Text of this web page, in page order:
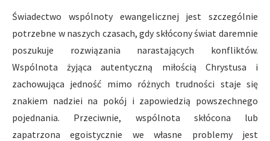
Świadectwo wspólnoty ewangelicznej jest szczególnie
potrzebne w naszych czasach, gdy skłócony świat daremnie
poszukuje rozwiązania narastających konfliktów.
Wspólnota żyjąca autentyczną miłością Chrystusa i
zachowująca jedność mimo różnych trudności staje się
znakiem nadziei na pokój i zapowiedzią powszechnego
pojednania. Przeciwnie, wspólnota skłócona lub
zapatrzona egoistycznie we własne problemy jest